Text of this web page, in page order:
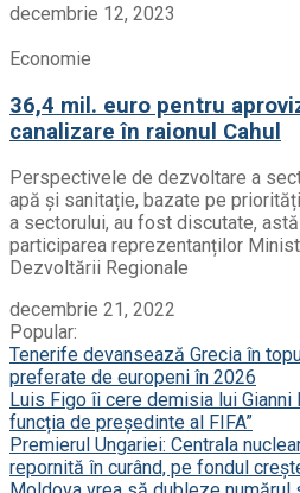
decembrie 12, 2023
Economie
36,4 mil. euro pentru
canalizare în raionul Cahul
Perspectivele de dezvoltare a
apă și sanitație, bazate pe
a sectorului, au fost discutate,
participarea reprezentanților
Dezvoltării Regionale
decembrie 21, 2022
Popular:
Tenerife devansează Grecia în
preferate de europeni în 2026
Luis Figo îi cere demisia lui Gianni
funcția de președinte al FIFA”
Premierul Ungariei: Centrala
repornită în curând, pe fondul